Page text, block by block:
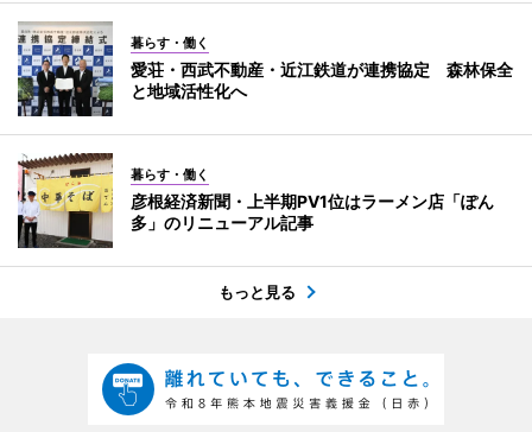
暮らす・働く
愛荘・西武不動産・近江鉄道が連携協定 森林保全
と地域活性化へ
暮らす・働く
彦根経済新聞・上半期PV1位はラーメン店「ぽん
多」のリニューアル記事
もっと見る